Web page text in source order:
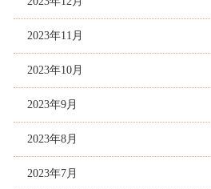
2023年11月
2023年10月
2023年9月
2023年8月
2023年7月